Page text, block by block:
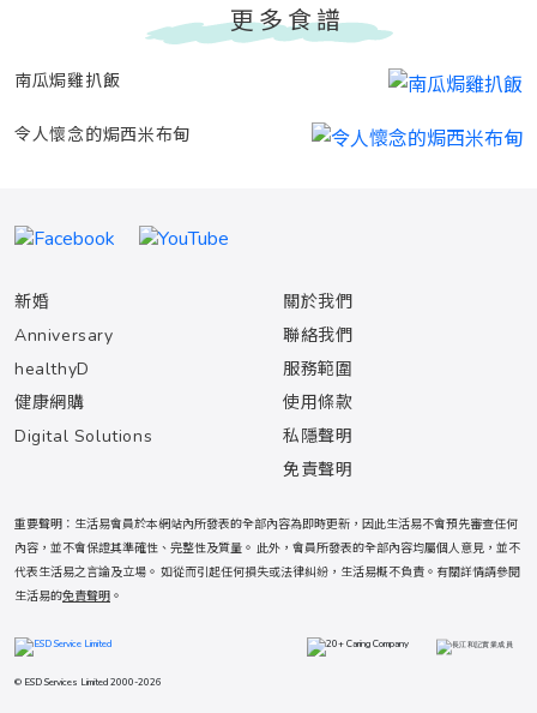
更多食譜
南瓜焗雞扒飯
令人懷念的焗西米布甸
新婚
Anniversary
healthyD
健康網購
Digital Solutions
關於我們
聯絡我們
服務範圍
使用條款
私隱聲明
免責聲明
重要聲明：生活易會員於本網站內所發表的全部內容為即時更新，因此生活易不會預先審查任何
內容，並不會保證其準確性、完整性及質量。 此外，會員所發表的全部內容均屬個人意見，並不
代表生活易之言論及立場。 如從而引起任何損失或法律糾紛，生活易概不負責。有關詳情請參閱
生活易的免責聲明 。
© ESD Services Limited 2000-2026